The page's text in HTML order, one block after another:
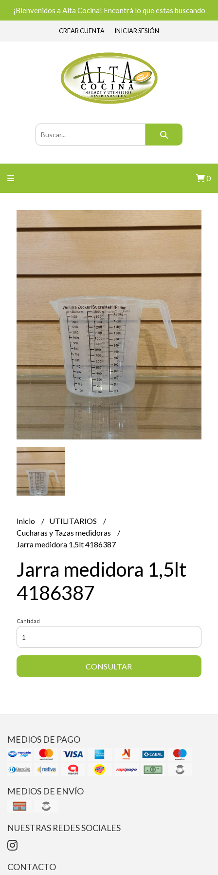
¡Bienvenidos a Alta Cocina! Encontrá lo que estas buscando
CREAR CUENTA INICIAR SESIÓN
0
Inicio
UTILITARIOS
Cucharas y Tazas medidoras
Jarra medidora 1,5lt 4186387
Jarra medidora 1,5lt
4186387
Cantidad
CONSULTAR
MEDIOS DE PAGO
MEDIOS DE ENVÍO
NUESTRAS REDES SOCIALES
CONTACTO